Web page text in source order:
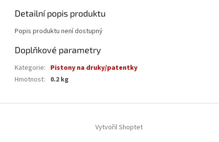
Detailní popis produktu
Popis produktu není dostupný
Doplňkové parametry
Kategorie: Pistony na druky/patentky
Hmotnost: 0.2 kg
Vytvořil Shoptet